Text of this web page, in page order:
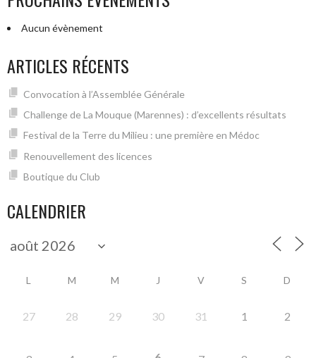
Aucun évènement
ARTICLES RÉCENTS
Convocation à l’Assemblée Générale
Challenge de La Mouque (Marennes) : d’excellents résultats
Festival de la Terre du Milieu : une première en Médoc
Renouvellement des licences
Boutique du Club
CALENDRIER
L M M J V S D
27 28 29 30 31 1 2